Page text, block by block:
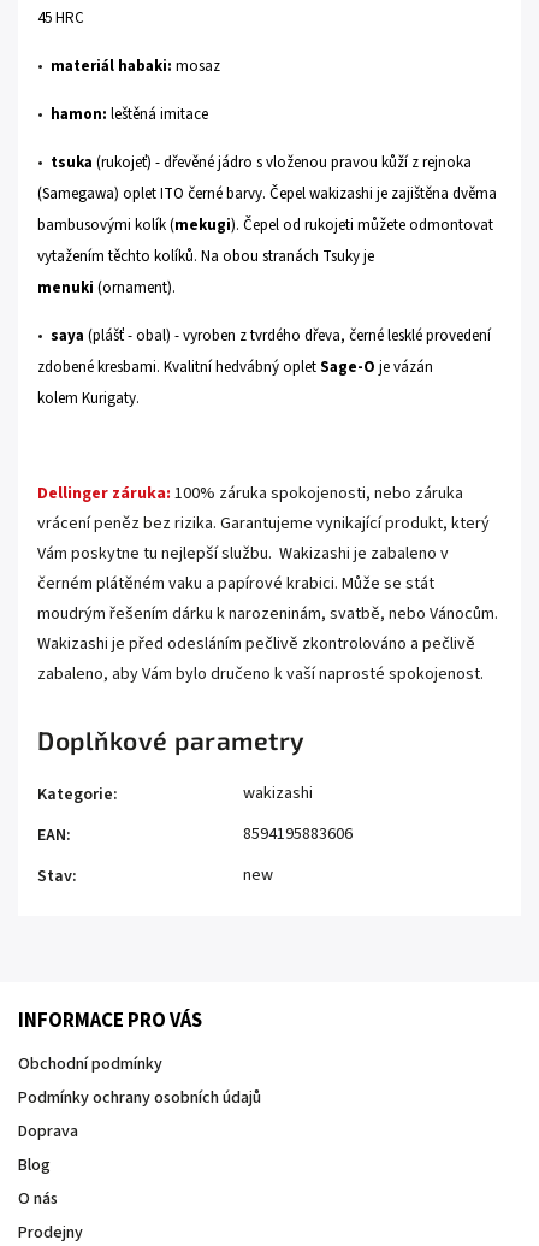
45 HRC
• materiál habaki: mosaz
• hamon: leštěná imitace
• tsuka (rukojeť) - dřevěné jádro s vloženou pravou kůží z rejnoka
(Samegawa) oplet ITO černé barvy. Čepel wakizashi je zajištěna dvěma
bambusovými kolík (mekugi). Čepel od rukojeti můžete odmontovat
vytažením těchto kolíků. Na obou stranách Tsuky je
menuki (ornament).
• saya (plášť - obal) - vyroben z tvrdého dřeva, černé lesklé provedení
zdobené kresbami. Kvalitní hedvábný opletSage-O je vázán
kolem Kurigaty.
Dellinger záruka: 100% záruka spokojenosti, nebo záruka
vrácení peněz bez rizika. Garantujeme vynikající produkt, který
Vám poskytne tu nejlepší službu. Wakizashi je zabaleno v
černém plátěném vaku a papírové krabici. Může se stát
moudrým řešením dárku k narozeninám, svatbě, nebo Vánocům.
Wakizashi je před odesláním pečlivě zkontrolováno a pečlivě
zabaleno, aby Vám bylo dručeno k vaší naprosté spokojenost.
Doplňkové parametry
Kategorie:
wakizashi
EAN:
8594195883606
Stav: new
INFORMACE PRO VÁS
Obchodní podmínky
Podmínky ochrany osobních údajů
Doprava
Blog
O nás
Prodejny